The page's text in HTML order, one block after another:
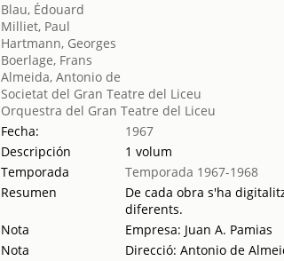
Blau, Édouard
Milliet, Paul
Hartmann, Georges
Boerlage, Frans
Almeida, Antonio de
Societat del Gran Teatre del Liceu
Orquestra del Gran Teatre del Liceu
Fecha:
1967
Descripción
1 volum
Temporada
Temporada 1967-1968
Resumen
De cada obra s'ha
diferents.
Nota
Empresa: Juan A. Pamias
Nota
Direcció: Antonio de